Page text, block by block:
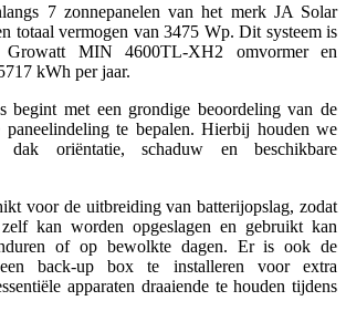
7 zonnepanelen van het merk JA Solar
totaal vermogen van 3475 Wp. Dit systeem is
Growatt MIN 4600TL-XH2 omvormer en
kWh per jaar.
begint met een grondige beoordeling van de
paneelindeling te bepalen. Hierbij houden we
oriëntatie, schaduw en beschikbare
voor de uitbreiding van batterijopslag, zodat
kan worden opgeslagen en gebruikt kan
of op bewolkte dagen. Er is ook de
​​back-up box te installeren voor extra
apparaten draaiende te houden tijdens